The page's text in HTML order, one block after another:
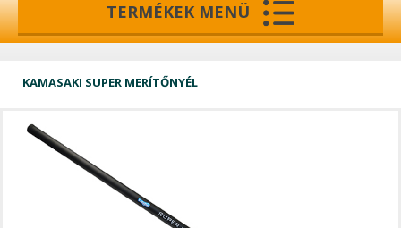
TERMÉKEK MENÜ
KAMASAKI SUPER MERÍTŐNYÉL